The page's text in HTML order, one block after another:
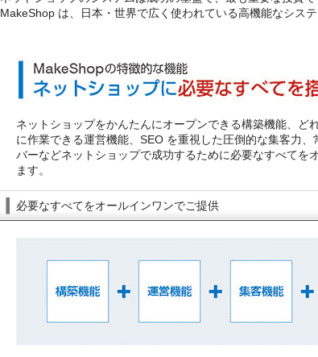
MakeShop は、日本・世界で広く使われている高機能なシス
ネットショップをかんたんにオープンできる構築機能、ど
に作業できる運営機能、SEO を重視した圧倒的な集客力
バーなどネットショップで成功するために必要なすべてを
ます。
必要なすべてをオールインワンでご提供